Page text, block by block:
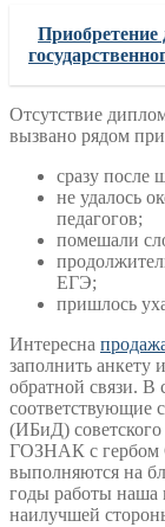
Приобретение
Отсутствие
вызвано рядом
сразу после
не удалось
педагогов;
помешали
ЕГЭ;
пришлось
Интересна
заполнить анкету
обратной связи. В
соответствующие
(ИБиД) советского
ГОЗНАК с гербом
выполняются на
годы работы наша
наилучшей